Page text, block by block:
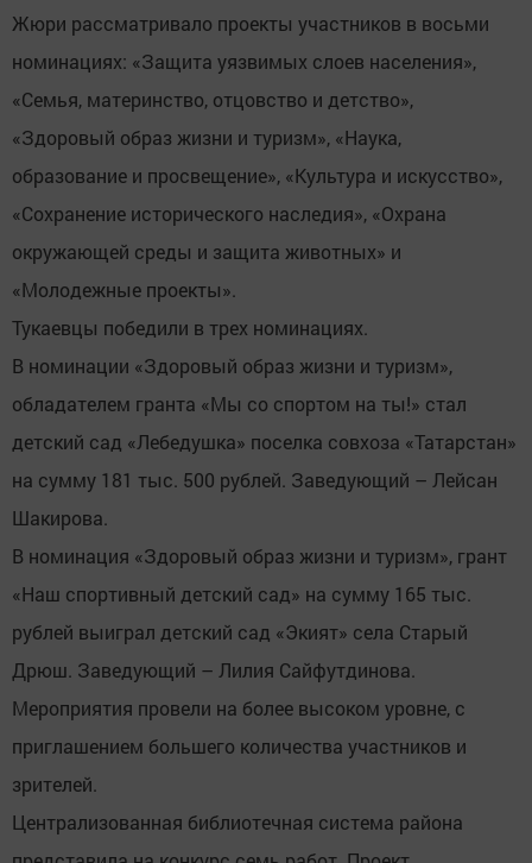
Жюри рассматривало проекты участников в восьми
номинациях: «Защита уязвимых слоев населения»,
«Семья, материнство, отцовство и детство»,
«Здоровый образ жизни и туризм», «Наука,
образование и просвещение», «Культура и искусство»,
«Сохранение исторического наследия», «Охрана
окружающей среды и защита животных» и
«Молодежные проекты».
Тукаевцы победили в трех номинациях.
В номинации «Здоровый образ жизни и туризм»,
обладателем гранта «Мы со спортом на ты!» стал
детский сад «Лебедушка» поселка совхоза «Татарстан»
на сумму 181 тыс. 500 рублей. Заведующий – Лейсан
Шакирова.
В номинация «Здоровый образ жизни и туризм», грант
«Наш спортивный детский сад» на сумму 165 тыс.
рублей выиграл детский сад «Экият» села Старый
Дрюш. Заведующий – Лилия Сайфутдинова.
Мероприятия провели на более высоком уровне, с
приглашением большего количества участников и
зрителей.
Централизованная библиотечная система района